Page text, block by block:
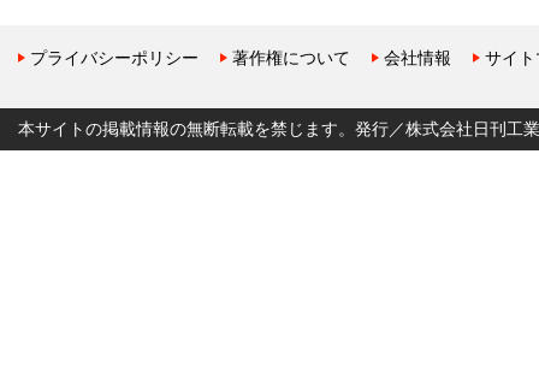
プライバシーポリシー 著作権について 会社情報 サイ
本サイトの掲載情報の無断転載を禁じます。発行／株式会社日刊